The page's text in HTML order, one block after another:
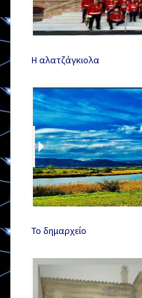
Η αλατζάγκιολα
Το δημαρχείο